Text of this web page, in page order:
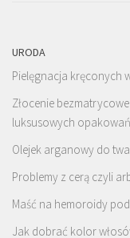
URODA
Pielęgnacja kręconych
Złocenie
luksusowych opakowań
Olejek arganowy do
Problemy z cerą czyli
Maść na hemoroidy
Jak dobrać kolor